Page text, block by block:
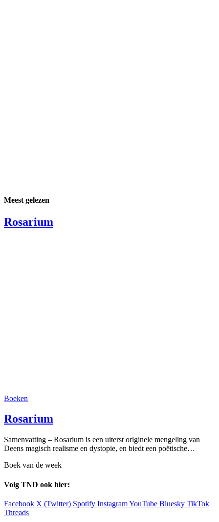
Meest gelezen
Rosarium
Boeken
Rosarium
Samenvatting – Rosarium is een uiterst originele mengeling van
Deens magisch realisme en dystopie, en biedt een poëtische…
Boek van de week
Volg TND ook hier:
Facebook X (Twitter) Spotify InstagramYouTube Bluesky TikTok
Threads